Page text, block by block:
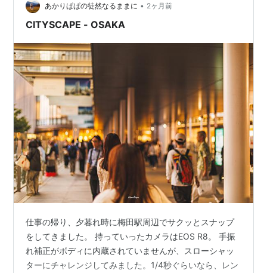
あかりぱぱの徒然なるままに • 2ヶ月前
CITYSCAPE - OSAKA
仕事の帰り、夕暮れ時に梅田駅周辺でサクッとスナップ
をしてきました。 持っていったカメラはEOS R8。 手振
れ補正がボディに内蔵されていませんが、スローシャッ
ターにチャレンジしてみました。1/4秒ぐらいなら、レン